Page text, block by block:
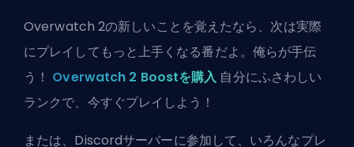
Overwatch 2の新しいことを覚えたなら、次は実際
にプレイしてもっと上手くなる番だよ。俺らが手伝
う！ Overwatch 2 Boostを購入 自分にふさわしい
ランクで、今すぐプレイしよう！
または、 Discordサーバーに参加して、いろんなプレ